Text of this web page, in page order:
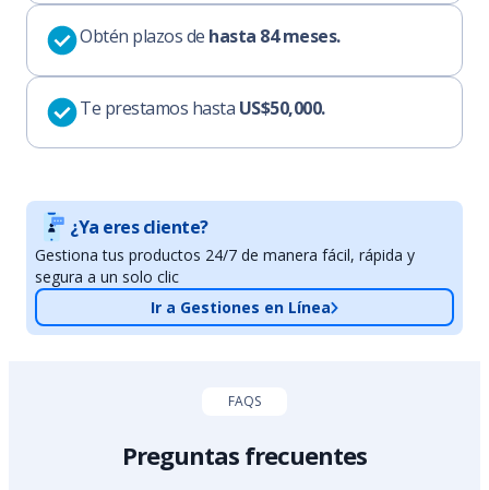
Obtén plazos de hasta 84 meses.
Te prestamos hasta US$50,000.
¿Ya eres cliente?
Gestiona tus productos 24/7 de manera fácil, rápida y
segura a un solo clic
Ir a Gestiones en Línea
FAQS
Preguntas frecuentes